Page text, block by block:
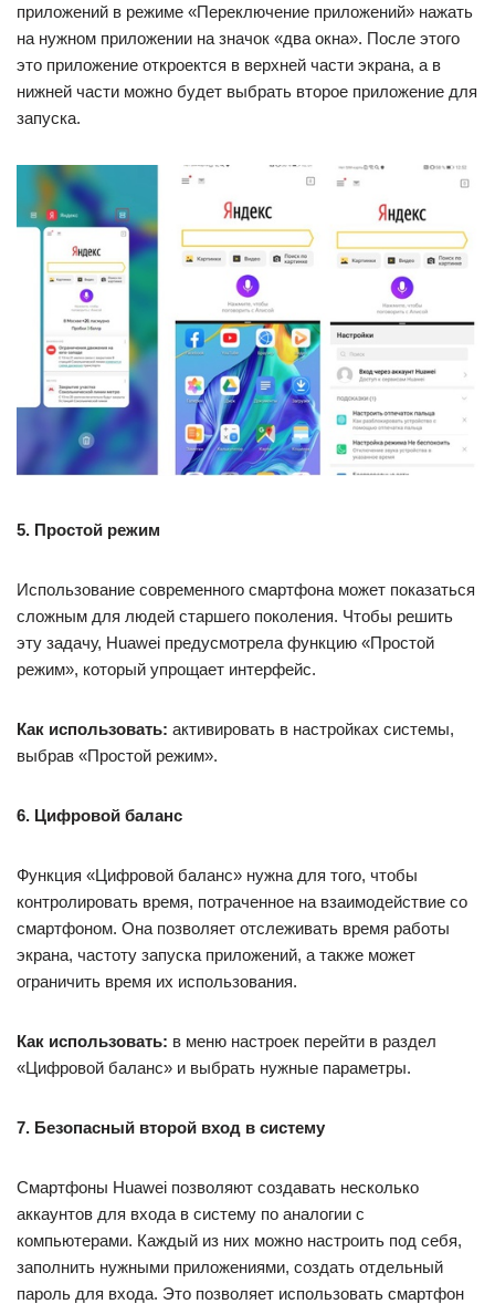
приложений в режиме «Переключение приложений» нажать
на нужном приложении на значок «два окна». После этого
это приложение откроектся в верхней части экрана, а в
нижней части можно будет выбрать второе приложение для
запуска.
5. Простой режим
Использование современного смартфона может показаться
сложным для людей старшего поколения. Чтобы решить
эту задачу, Huawei предусмотрела функцию «Простой
режим», который упрощает интерфейс.
Как использовать: активировать в настройках системы,
выбрав «Простой режим».
6. Цифровой баланс
Функция «Цифровой баланс» нужна для того, чтобы
контролировать время, потраченное на взаимодействие со
смартфоном. Она позволяет отслеживать время работы
экрана, частоту запуска приложений, а также может
ограничить время их использования.
Как использовать: в меню настроек перейти в раздел
«Цифровой баланс» и выбрать нужные параметры.
7. Безопасный второй вход в систему
Смартфоны Huawei позволяют создавать несколько
аккаунтов для входа в систему по аналогии с
компьютерами. Каждый из них можно настроить под себя,
заполнить нужными приложениями, создать отдельный
пароль для входа. Это позволяет использовать смартфон